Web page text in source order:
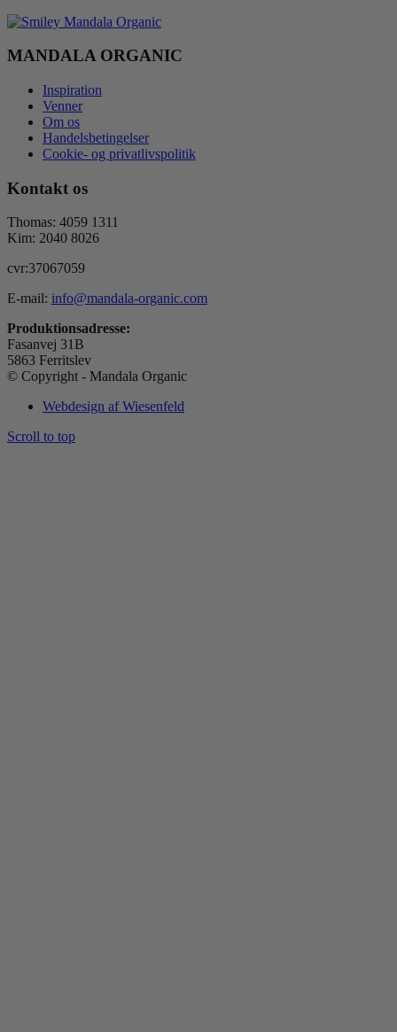
MANDALA ORGANIC
Inspiration
Venner
Om os
Handelsbetingelser
Cookie- og privatlivspolitik
Kontakt os
Thomas: 4059 1311
Kim: 2040 8026
cvr:37067059
E-mail: info@mandala-organic.com
Produktionsadresse:
Fasanvej 31B
5863 Ferritslev
© Copyright - Mandala Organic
Webdesign af Wiesenfeld
Scroll to top